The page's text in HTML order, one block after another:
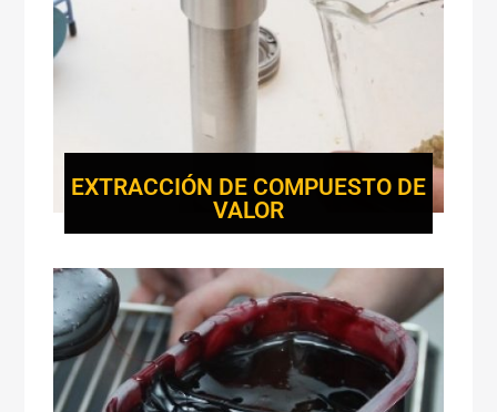
EXTRACCIÓN DE COMPUESTO DE
VALOR